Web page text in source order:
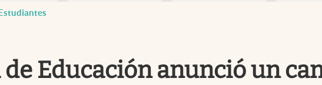
Educación anunció un